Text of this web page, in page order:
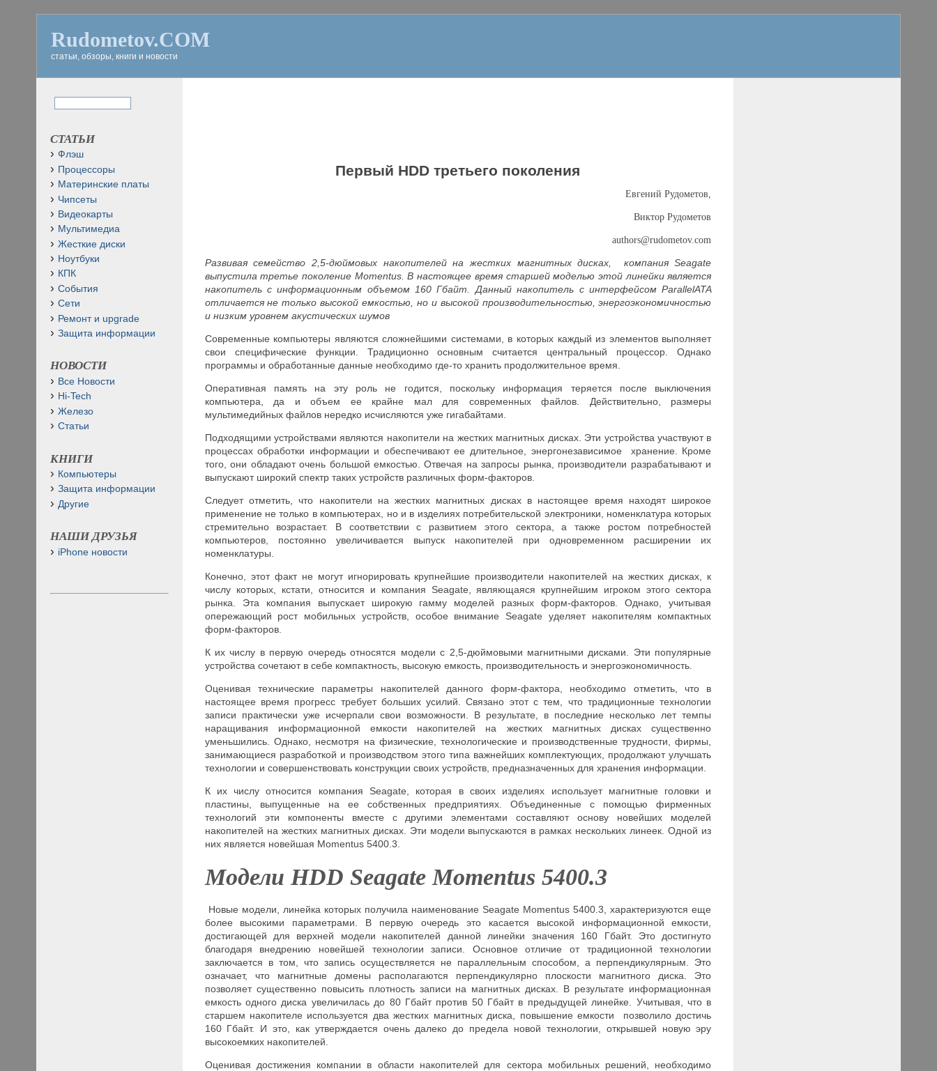
Rudometov.COM
статьи, обзоры, книги и новости
Первый HDD третьего поколения
Евгений Рудометов,
Виктор Рудометов
authors@rudometov.com
Развивая семейство 2,5-дюймовых накопителей на жестких магнитных дисках, компанияSeagate
выпустила третье поколение Momentus. В настоящее время старшей моделью этой линейки является
накопитель с информационным объемом 160 Гбайт. Данный накопитель с интерфейсомParallelATA
отличается не только высокой емкостью, но и высокой производительностью, энергоэкономичностью
и низким уровнем акустических шумов
Современные компьютеры являются сложнейшими системами, в которых каждый из элементов выполняет
свои специфические функции. Традиционно основным считается центральный процессор. Однако
программы и обработанные данные необходимо где-то хранить продолжительное время.
Оперативная память на эту роль не годится, поскольку информация теряется после выключения
компьютера, да и объем ее крайне мал для современных файлов. Действительно, размеры
мультимедийных файлов нередко исчисляются уже гигабайтами.
Подходящими устройствами являются накопители на жестких магнитных дисках. Эти устройства участвуют в
процессах обработки информации и обеспечивают ее длительное, энергонезависимое хранение. Кроме
того, они обладают очень большой емкостью. Отвечая на запросы рынка, производители разрабатывают и
выпускают широкий спектр таких устройств различных форм-факторов.
Следует отметить, что накопители на жестких магнитных дисках в настоящее время находят широкое
применение не только в компьютерах, но и в изделиях потребительской электроники, номенклатура которых
стремительно возрастает. В соответствии с развитием этого сектора, а также ростом потребностей
компьютеров, постоянно увеличивается выпуск накопителей при одновременном расширении их
номенклатуры.
Конечно, этот факт не могут игнорировать крупнейшие производители накопителей на жестких дисках, к
числу которых, кстати, относится и компания
Seagate , являющаяся крупнейшим игроком этого сектора
рынка. Эта компания выпускает широкую гамму моделей разных форм-факторов. Однако, учитывая
опережающий рост мобильных устройств, особое внимание Seagate уделяет накопителям компактных
форм-факторов.
К их числу в первую очередь относятся модели с 2,5-дюймовыми магнитными дисками. Эти популярные
устройства сочетают в себе компактность, высокую емкость, производительность и энергоэкономичность.
Оценивая технические параметры накопителей данного форм-фактора, необходимо отметить, что в
настоящее время прогресс требует больших усилий. Связано этот с тем, что традиционные технологии
записи практически уже исчерпали свои возможности. В результате, в последние несколько лет темпы
наращивания информационной емкости накопителей на жестких магнитных дисках существенно
уменьшились. Однако, несмотря на физические, технологические и производственные трудности, фирмы,
занимающиеся разработкой и производством этого типа важнейших комплектующих, продолжают улучшать
технологии и совершенствовать конструкции своих устройств, предназначенных для хранения информации.
К их числу относится компания Seagate , которая в своих изделиях использует магнитные головки и
пластины, выпущенные на ее собственных предприятиях. Объединенные с помощью фирменных
технологий эти компоненты вместе с другими элементами составляют основу новейших моделей
накопителей на жестких магнитных дисках. Эти модели выпускаются в рамках нескольких линеек. Одной из
них является новейшая Momentus5400.3.
Модели HDD Seagate Momentus 5400.3
Новые модели, линейка которых получила наименование Seagate Momentus 5400.3, характеризуются еще
более высокими параметрами. В первую очередь это касается высокой информационной емкости,
достигающей для верхней модели накопителей данной линейки значения 160 Гбайт. Это достигнуто
благодаря внедрению новейшей технологии записи. Основное отличие от традиционной технологии
заключается в том, что запись осуществляется не параллельным способом, а перпендикулярным. Это
означает, что магнитные домены располагаются перпендикулярно плоскости магнитного диска. Это
позволяет существенно повысить плотность записи на магнитных дисках. В результате информационная
емкость одного диска увеличилась до 80 Гбайт против 50 Гбайт в предыдущей линейке. Учитывая, что в
старшем накопителе используется два жестких магнитных диска, повышение емкости позволило достичь
160 Гбайт. И это, как утверждается очень далеко до предела новой технологии, открывшей новую эру
высокоемких накопителей.
Оценивая достижения компании в области накопителей для сектора мобильных решений, необходимо
СТАТЬИ
Флэш
Процессоры
Материнские платы
Чипсеты
Видеокарты
Мультимедиа
Жесткие диски
Ноутбуки
КПК
События
Сети
Ремонт и upgrade
Защита информации
НОВОСТИ
Все Новости
Hi-Tech
Железо
Статьи
КНИГИ
Компьютеры
Защита информации
Другие
НАШИ ДРУЗЬЯ
iPhone новости